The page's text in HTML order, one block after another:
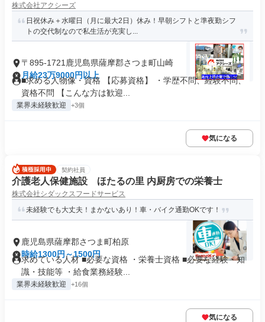
株式会社アクシーズ
日祝休み＋水曜日（月に最大2日）休み！早朝シフトと準夜勤シフ
トの交代制なので私生活が充実し...
〒895-1721鹿児島県薩摩郡さつま町山崎
月給23万9000円以上
■求める人物像・資格 【応募資格】 ・学歴不問、経験不問、
資格不問 【こんな方は歓迎...
業界未経験歓迎 +3個
気になる
契約社員
介護老人保健施設 ほたるの里 内厨房での栄養士
株式会社シダックスフードサービス
未経験でも大丈夫！まかないあり！車・バイク通勤OKです！
鹿児島県薩摩郡さつま町柏原
時給1300円～1500円
求めている人材 ■必要な資格 ・栄養士資格 ■必要な経験・知
識・技能等 ・給食業務経験...
業界未経験歓迎 +16個
気になる